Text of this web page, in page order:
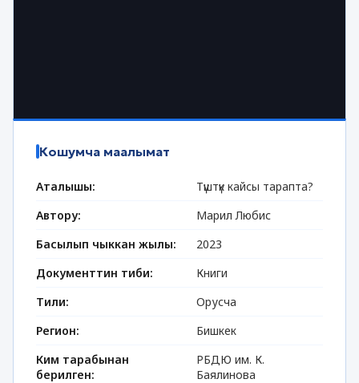
Кошумча маалымат
Аталышы:
Түштүк кайсы тарапта?
Автору:
Марил Любис
Басылып чыккан жылы:
2023
Документтин тиби:
Книги
Тили:
Орусча
Регион:
Бишкек
Ким тарабынан
берилген:
РБДЮ им. К.
Баялинова